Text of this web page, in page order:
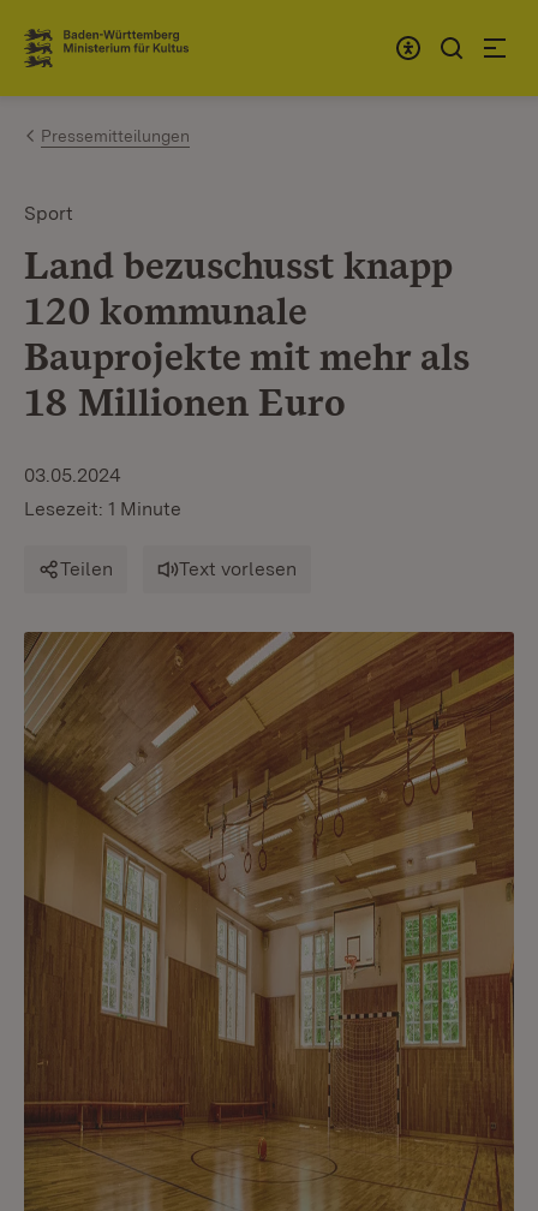
Zum Inhalt springen
Link zur Startseite
Pressemitteilungen
Sport
Land bezuschusst knapp
120 kommunale
Bauprojekte mit mehr als
18 Millionen Euro
03.05.2024
Lesezeit: 1 Minute
Teilen Text vorlesen